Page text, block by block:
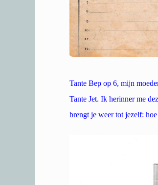
Tante Bep op 6, mijn
Tante Jet. Ik herinner me
brengt je weer tot jezelf: